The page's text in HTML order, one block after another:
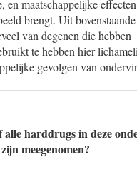
en maatschappelijke
brengt. Uit
van degenen die hebben
te hebben hier
gevolgen van
harddrugs in deze
meegenomen?